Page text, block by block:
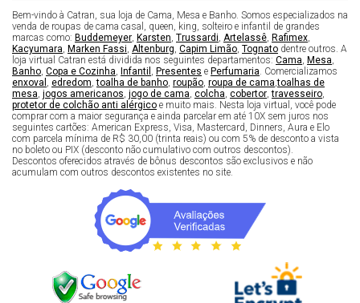
Bem-vindo à Catran, sua loja de Cama, Mesa e Banho. Somos especializados na
venda de roupas de cama casal, queen, king, solteiro e infantil de grandes
marcas como: Buddemeyer, Karsten, Trussardi, Artelassê, Rafimex,
Kacyumara, Marken Fassi, Altenburg, Capim Limão, Tognato dentre outros. A
loja virtual Catran está dividida nos seguintes departamentos: Cama, Mesa,
Banho, Copa e Cozinha, Infantil , Presentes e Perfumaria. Comercializamos
enxoval , edredom,toalha de banho, roupão, roupa de cama,toalhas de
mesa, jogos americanos, jogo de cama, colcha, cobertor,travesseiro,
protetor de colchão anti alérgico e muito mais. Nesta loja virtual, você pode
comprar com a maior segurança e ainda parcelar em até 10X sem juros nos
seguintes cartões: American Express, Visa, Mastercard, Dinners, Aura e Elo
com parcela mínima de R$ 30,00 (trinta reais) ou com 5% de desconto a vista
no boleto ou PIX (desconto não cumulativo com outros descontos).
Descontos oferecidos através de bônus descontos são exclusivos e não
acumulam com outros descontos existentes no site.